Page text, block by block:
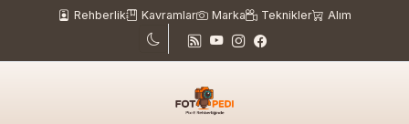
Rehberlik Kavramlar Marka Teknikler Alım